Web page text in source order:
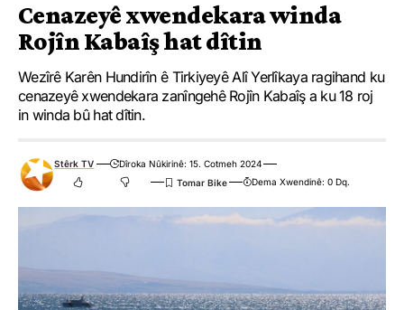
Cenazeyê xwendekara winda
Rojîn Kabaîş hat dîtin
Wezîrê Karên Hundirîn ê Tirkiyeyê Alî Yerlîkaya ragihand ku
cenazeyê xwendekara zanîngehê Rojîn Kabaîş a ku 18 roj
in winda bû hat dîtin.
Stêrk TV
Dîroka Nûkirinê: 15. Cotmeh 2024
Dema Xwendinê: 0 Dq.